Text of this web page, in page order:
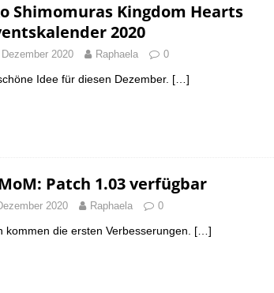
Shimomuras Kingdom Hearts
2020
2020 Raphaela 0
Idee für diesen Dezember. […]
Patch 1.03 verfügbar
2020 Raphaela 0
kommen die ersten Verbesserungen. […]